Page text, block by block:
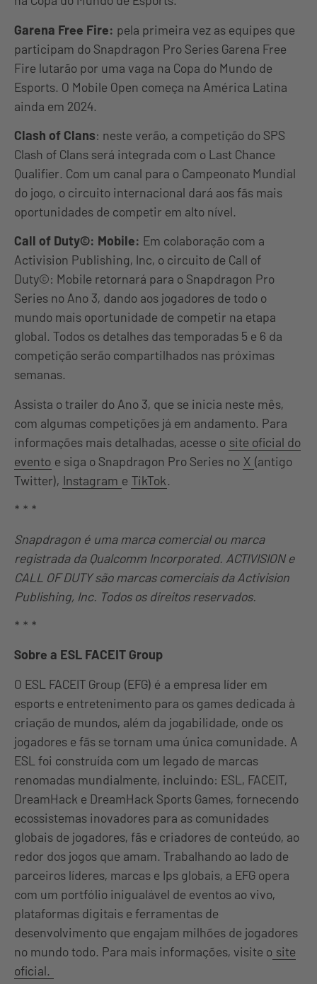
Garena Free Fire: pela primeira vez as equipes que
participam do Snapdragon Pro Series Garena Free
Fire lutarão por uma vaga na Copa do Mundo de
Esports. O Mobile Open começa na América Latina
ainda em 2024.
Clash of Clans: neste verão, a competição do SPS
Clash of Clans será integrada com o Last Chance
Qualifier. Com um canal para o Campeonato Mundial
do jogo, o circuito internacional dará aos fãs mais
oportunidades de competir em alto nível.
Call of Duty©: Mobile: Em colaboração com a
Activision Publishing, Inc, o circuito de Call of
Duty©: Mobile retornará para o Snapdragon Pro
Series no Ano 3, dando aos jogadores de todo o
mundo mais oportunidade de competir na etapa
global. Todos os detalhes das temporadas 5 e 6 da
competição serão compartilhados nas próximas
semanas.
Assista o trailer do Ano 3, que se inicia neste mês,
com algumas competições já em andamento. Para
informações mais detalhadas, acesse o site oficial do
evento e siga o Snapdragon Pro Series no X (antigo
Twitter), Instagram e TikTok.
* * *
Snapdragon é uma marca comercial ou marca
registrada da Qualcomm Incorporated. ACTIVISION e
CALL OF DUTY são marcas comerciais da Activision
Publishing, Inc. Todos os direitos reservados.
* * *
Sobre a ESL FACEIT Group
O ESL FACEIT Group (EFG) é a empresa líder em
esports e entretenimento para os games dedicada à
criação de mundos, além da jogabilidade, onde os
jogadores e fãs se tornam uma única comunidade. A
ESL foi construída com um legado de marcas
renomadas mundialmente, incluindo: ESL, FACEIT,
DreamHack e DreamHack Sports Games, fornecendo
ecossistemas inovadores para as comunidades
globais de jogadores, fãs e criadores de conteúdo, ao
redor dos jogos que amam. Trabalhando ao lado de
parceiros líderes, marcas e Ips globais, a EFG opera
com um portfólio inigualável de eventos ao vivo,
plataformas digitais e ferramentas de
desenvolvimento que engajam milhões de jogadores
no mundo todo. Para mais informações, visite o site
oficial.